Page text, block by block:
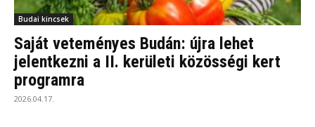
Budai kincsek
Saját veteményes Budán: újra lehet
jelentkezni a II. kerületi közösségi kert
programra
2026.04.17.